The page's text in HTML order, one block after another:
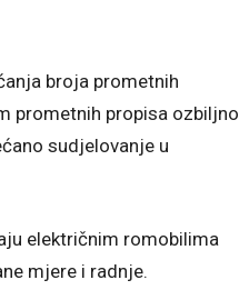
broja prometnih
prometnih propisa ozbiljno
sudjelovanje u
električnim romobilima
mjere i radnje.